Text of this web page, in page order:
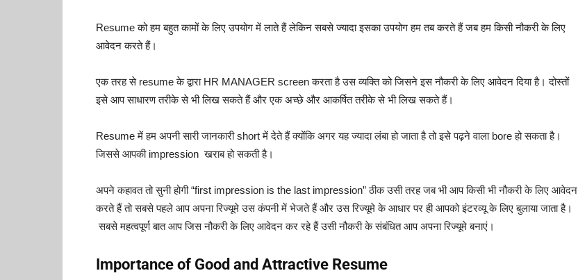
Resume को हम बहुत कामों के लिए उपयोग में लाते हैं लेकिन सबसे ज्यादा इसका उपयोग हम तब करते हैं जब हम किसी नौकरी के लिए
आवेदन करते हैं।
एक तरह से resume के द्वारा HR MANAGER screen करता है उस व्यक्ति को जिसने इस नौकरी के लिए आवेदन दिया है। दोस्तों
इसे आप साधारण तरीके से भी लिख सकते हैं और एक अच्छे और आकर्षित तरीके से भी लिख सकते हैं।
Resume में हम अपनी सारी जानकारी short में देते हैं क्योंकि अगर यह ज्यादा लंबा हो जाता है तो इसे पढ़ने वाला bore हो सकता है।
जिससे आपकी impression खराब हो सकती है।
अपने कहावत तो सुनी होगी “first impression is the last impression”ठीक उसी तरह जब भी आप किसी भी नौकरी के लिए आवेदन
करते हैं तो सबसे पहले आप अपना रिज्यूमे उस कंपनी में भेजते हैं और उस रिज्यूमे के आधार पर ही आपको इंटरव्यू के लिए बुलाया जाता है।
सबसे महत्वपूर्ण बात आप जिस नौकरी के लिए आवेदन कर रहे हैं उसी नौकरी के संबंधित आप अपना रिज्यूमे बनाएं।
Importance of Good and Attractive Resume